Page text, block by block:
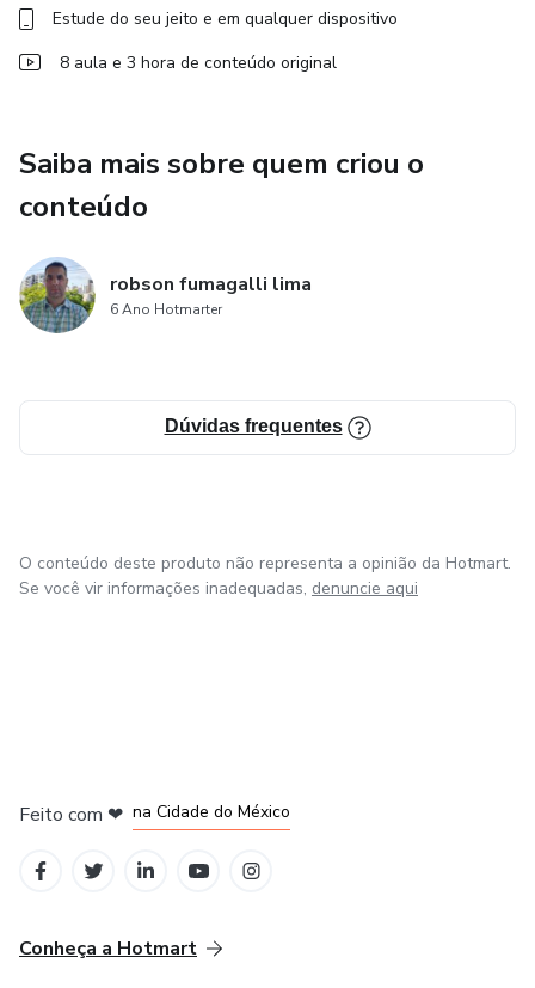
Estude do seu jeito e em qualquer dispositivo
8 aula e 3 hora de conteúdo original
Saiba mais sobre quem criou o
conteúdo
robson fumagalli lima
6 Ano Hotmarter
Dúvidas frequentes
O conteúdo deste produto não representa a opinião da Hotmart.
Se você vir informações inadequadas, denuncie aqui
Feito com ❤ na Cidade do México
Conheça a Hotmart